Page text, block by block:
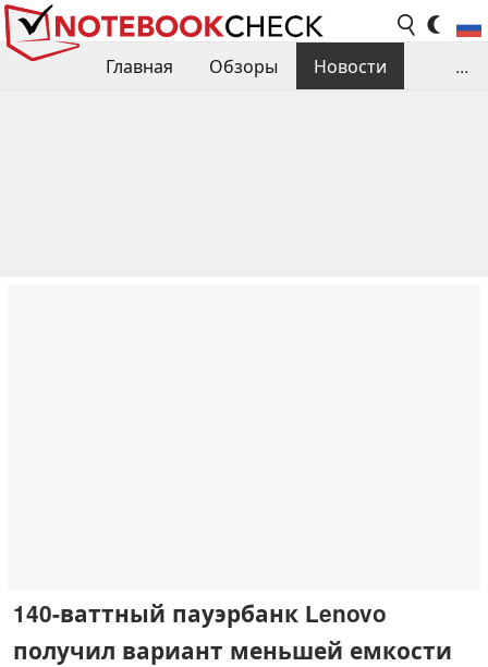
Главная Обзоры
Новости
...
140-ваттный пауэрбанк Lenovo
получил вариант меньшей емкости